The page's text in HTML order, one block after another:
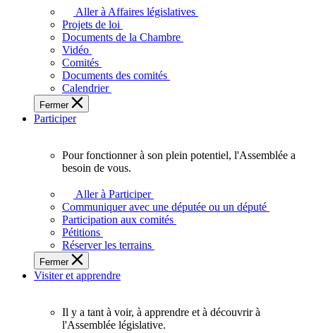
adopte
touchent
des
Ontariennes
et
Aller à Affaires législatives
Projets de loi
Documents de la Chambre
Vidéo
Comités
Documents des comités
Calendrier
Fermer
Participer
plein
potentiel,
l'Assemblée
a
besoin
de
Pour fonctionner à son plein potentiel, l'Assemblée a
besoin de vous.
Aller à Participer
Communiquer avec une députée ou un député
Participation aux comités
Pétitions
Réserver les terrains
Fermer
Visiter et apprendre
Il y a tant à voir, à apprendre et à découvrir à
l'Assemblée législative.